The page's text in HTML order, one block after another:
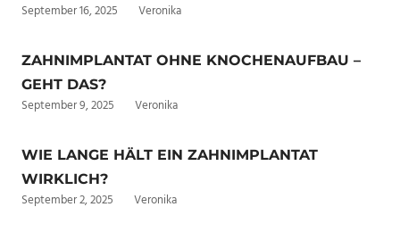
September 16, 2025 Veronika
ZAHNIMPLANTAT OHNE KNOCHENAUFBAU –
GEHT DAS?
September 9, 2025 Veronika
WIE LANGE HÄLT EIN ZAHNIMPLANTAT
WIRKLICH?
September 2, 2025 Veronika